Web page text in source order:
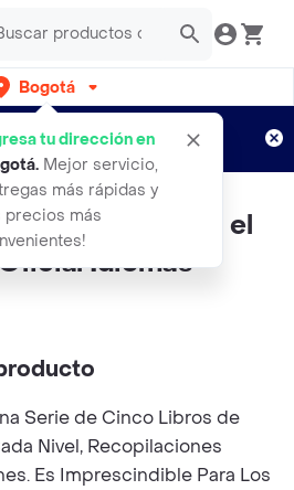
Bogotá
tu dirección en
. Mejor servicio,
más rápidas y
precios más
por semanas
Aplican TyC
Nivel 4 Para el
Idiomas
Serie de Cinco Libros de
Nivel, Recopilaciones
Es Imprescindible Para Los